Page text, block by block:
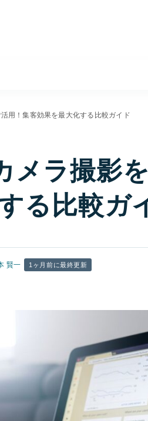
用！集客効果を最大化する比較ガイド
メラ撮影
る比較ガ
賢一 1ヶ月前に最終更新